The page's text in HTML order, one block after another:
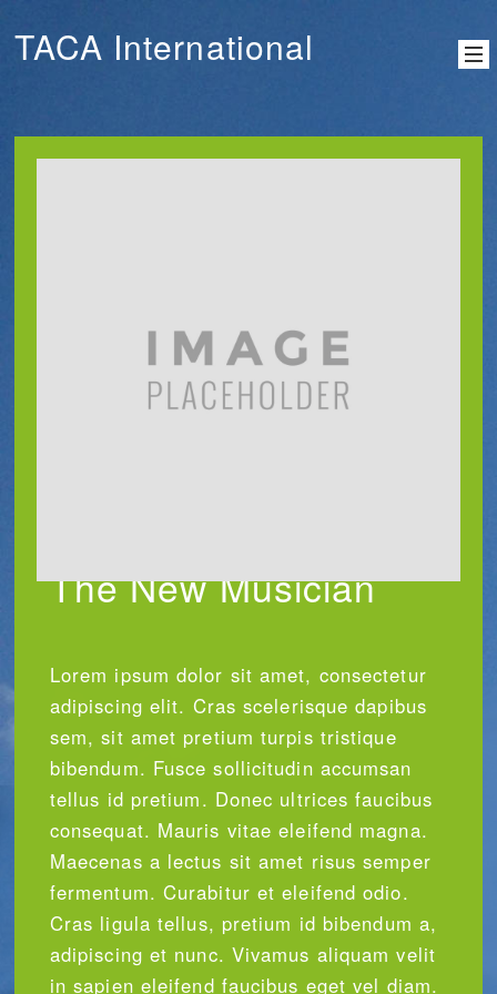
TACA International
The New Musician
Lorem ipsum dolor sit amet, consectetur
adipiscing elit. Cras scelerisque dapibus
sem, sit amet pretium turpis tristique
bibendum. Fusce sollicitudin accumsan
tellus id pretium. Donec ultrices faucibus
consequat. Mauris vitae eleifend magna.
Maecenas a lectus sit amet risus semper
fermentum. Curabitur et eleifend odio.
Cras ligula tellus, pretium id bibendum a,
adipiscing et nunc. Vivamus aliquam velit
in sapien eleifend faucibus eget vel diam.